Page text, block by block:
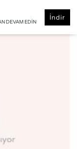
DEVAM EDIN
İndir